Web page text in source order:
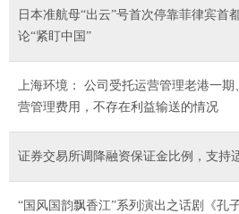
日本准航母“出云”号首次停靠菲律宾首
论“紧盯中国”
上海环境： 公司受托运营管理老港一
营管理费用，不存在利益输送的情况
证券交易所调降融资保证金比例，支持
“国风国韵飘香江”系列演出之话剧《孔